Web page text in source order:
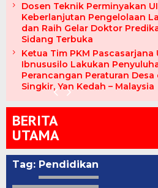
Dosen Teknik Perminyakan
Keberlanjutan Pengelolaan
dan Raih Gelar Doktor
Sidang Terbuka
Ketua Tim PKM Pascasarjana
Ibnususilo Lakukan
Perancangan Peraturan
Singkir, Yan Kedah – Malaysia
BERITA
UTAMA
Menteri Nusron
Sampaikan
Ceramah Agama
Korps Marinir
AL Cilandak: Al-
Qur’an Jadi
Petunjuk bagi
ATR/BPN
Pastikan
Kesiapan Lahan
Huntap dan
Huntara bagi
Masyarakat
Terdampak
Bencana di
Setahun
Nusron: 96
Persen
Penertiban
Telantar
Dialokasikan
untuk Reforma
Upacara
Peringatan
HANTARU 2025,
Menteri Nusron
Realisasikan
Cita dengan
Menjaga Tanah
dan Menata
BP Tapera dan
BRK Syariah
Perkuat
Kolaborasi,
Lakukan
Monitoring
Rumah Subsidi
Tag: Pendidikan